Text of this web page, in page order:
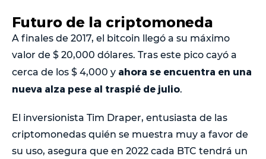
Futuro de la criptomoneda
A finales de 2017, el bitcoin llegó a su máximo
valor de $ 20,000 dólares. Tras este pico cayó a
cerca de los $ 4,000 y ahora se encuentra en una
nueva alza pese al traspié de julio.
El inversionista Tim Draper, entusiasta de las
criptomonedas quién se muestra muy a favor de
su uso, asegura que en 2022 cada BTC tendrá un